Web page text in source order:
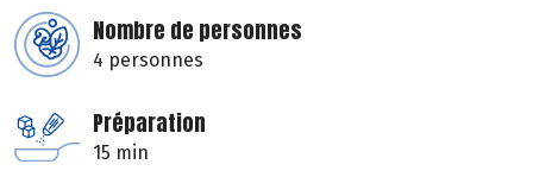
Nombre de personnes
4 personnes
Préparation
15 min